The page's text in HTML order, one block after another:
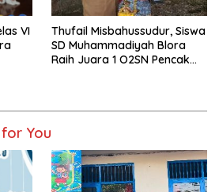
VI
Thufail Misbahussudur, Siswa
SD Muhammadiyah Blora
Raih Juara 1 O2SN Pencak
You